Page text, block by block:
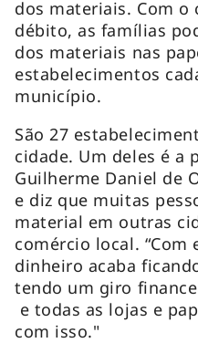
dos materiais. Com o
débito, as famílias
dos materiais nas
estabelecimentos
município.
São 27
cidade. Um deles é a
Guilherme Daniel de
e diz que muitas
material em outras
comércio local. “Com
dinheiro acaba
tendo um giro
e todas as lojas e
com isso."